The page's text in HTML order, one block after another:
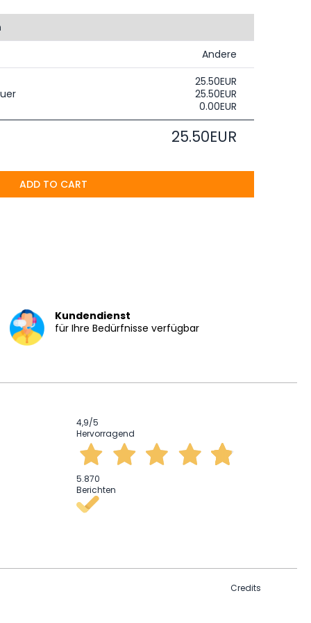
Andere
25.50EUR
25.50EUR
0.00EUR
25.50EUR
ADD TO CART
Kundendienst
für Ihre Bedürfnisse verfügbar
4,9/5
Hervorragend
5.870
Berichten
Credits